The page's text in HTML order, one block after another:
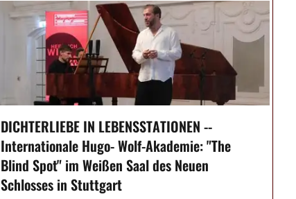
DICHTERLIEBE IN LEBENSSTATIONEN --
Internationale Hugo- Wolf-Akademie: "The
Blind Spot" im Weißen Saal des Neuen
Schlosses in Stuttgart